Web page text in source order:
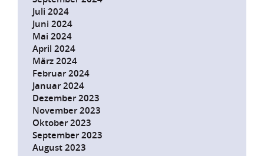
Juli 2024
Juni 2024
Mai 2024
April 2024
März 2024
Februar 2024
Januar 2024
Dezember 2023
November 2023
Oktober 2023
September 2023
August 2023